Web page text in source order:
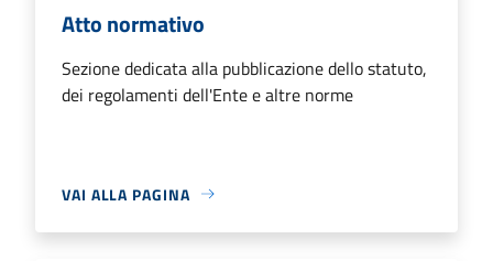
Atto normativo
Sezione dedicata alla pubblicazione dello statuto,
dei regolamenti dell'Ente e altre norme
VAI ALLA PAGINA